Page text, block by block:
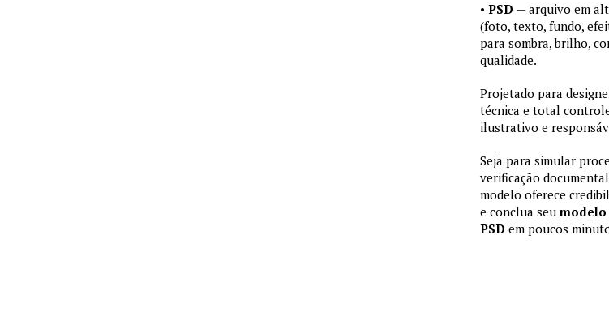
• PSD — arquivo em
(foto, texto, fundo,
para sombra, brilho,
qualidade.
Projetado para
técnica e total
ilustrativo e
Seja para simular
verificação
modelo oferece
e conclua seu
PSD em poucos